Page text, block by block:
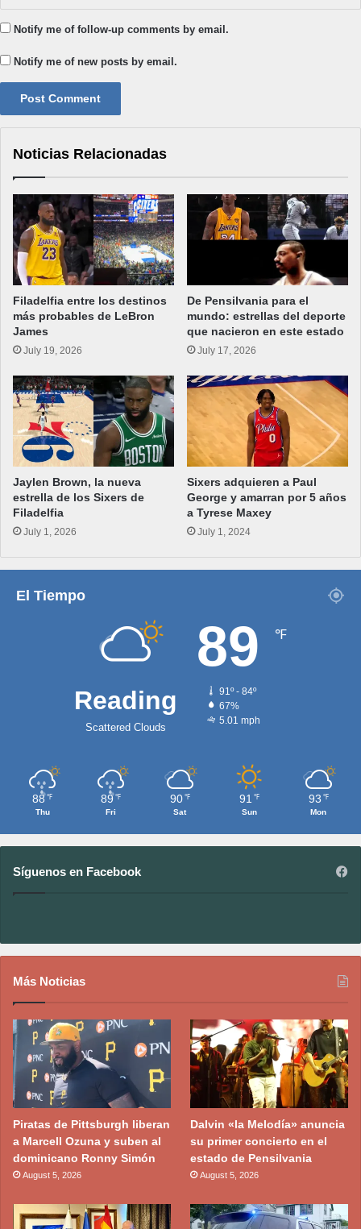
Notify me of follow-up comments by email.
Notify me of new posts by email.
Noticias Relacionadas
Filadelfia entre los destinos
más probables de LeBron
James
July 19, 2026
De Pensilvania para el
mundo: estrellas del deporte
que nacieron en este estado
July 17, 2026
Jaylen Brown, la nueva
estrella de los Sixers de
Filadelfia
July 1, 2026
Sixers adquieren a Paul
George y amarran por 5 años
a Tyrese Maxey
July 1, 2024
El Tiempo
Reading
Scattered Clouds
89 ℉
91º - 84º
67%
5.01 mph
88 ℉
Thu
89 ℉
Fri
90 ℉
Sat
91 ℉
Sun
93 ℉
Mon
Síguenos en Facebook
Más Noticias
Piratas de Pittsburgh liberan
a Marcell Ozuna y suben al
dominicano Ronny Simón
August 5, 2026
Dalvin «la Melodía» anuncia
su primer concierto en el
estado de Pensilvania
August 5, 2026